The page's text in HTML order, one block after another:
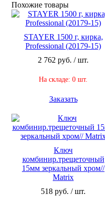
Похожие то­ва­ры
STAYER 1500 г, кирка,
Professional (20179-15)
2 762 руб. / шт.
На складе: 0 шт.
Заказать
Ключ
комбинир.трещеточный
15мм зеркальный хром//
Matrix
518 руб. / шт.